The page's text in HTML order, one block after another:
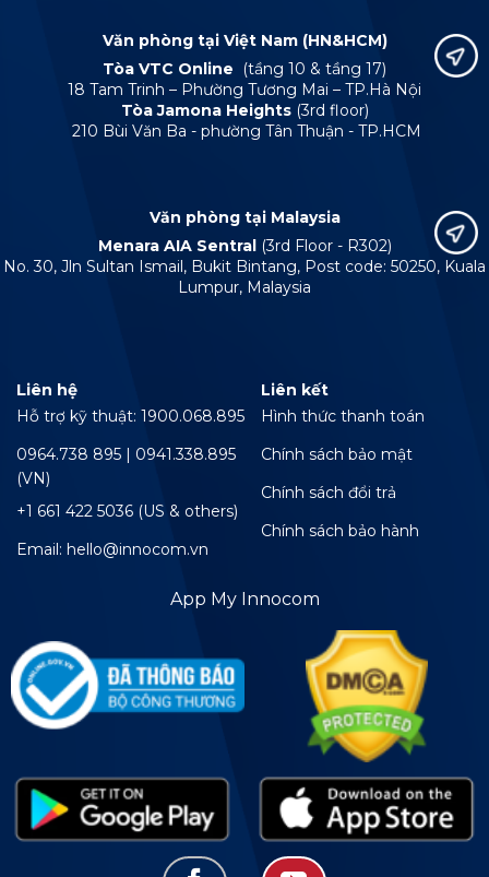
Văn phòng tại Việt Nam (HN&HCM)
Tòa VTC Online
(tầng 10 & tầng 17)
18 Tam Trinh – Phường Tương Mai – TP.Hà Nội
Tòa Jamona Heights (3rd floor)
210 Bùi Văn Ba - phường Tân Thuận - TP.HCM
Văn phòng tại Malaysia
Menara AIA Sentral (3rd Floor - R302)
No. 30, Jln Sultan Ismail, Bukit Bintang, Post code: 50250, Kuala
Lumpur, Malaysia
Liên hệ
Hỗ trợ kỹ thuật: 1900.068.895
0964.738 895 | 0941.338.895
(VN)
+1 661 422 5036 (US & others)
Email: hello@innocom.vn
Liên kết
Hình thức thanh toán
Chính sách bảo mật
Chính sách đổi trả
Chính sách bảo hành
App My Innocom